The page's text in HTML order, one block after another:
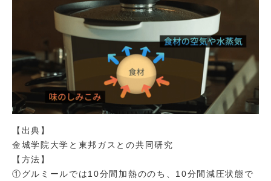
【出典】
金城学院大学と東邦ガスとの共同研究
【方法】
①グルミールでは10分間加熱ののち、10分間減圧状態で